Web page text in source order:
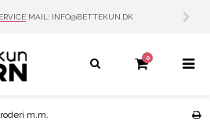
MAIL: INFO@BETTEKUN.DK
0
m.m.